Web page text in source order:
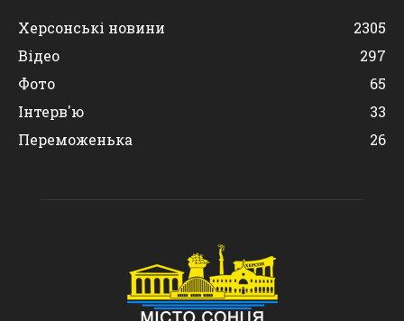
Херсонські новини
2305
Відео
297
Фото
65
Інтерв'ю
33
Переможенька
26